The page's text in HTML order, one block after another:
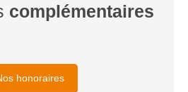
complémentaires
honoraires